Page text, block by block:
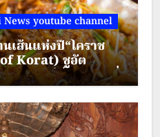
youtube channel
เส้นแห่งปี“โคราช
of Korat) ชูอัต
เมืองย่าโม “ผัดหมี่
น 7-20 ส.ค. 69 ลาน